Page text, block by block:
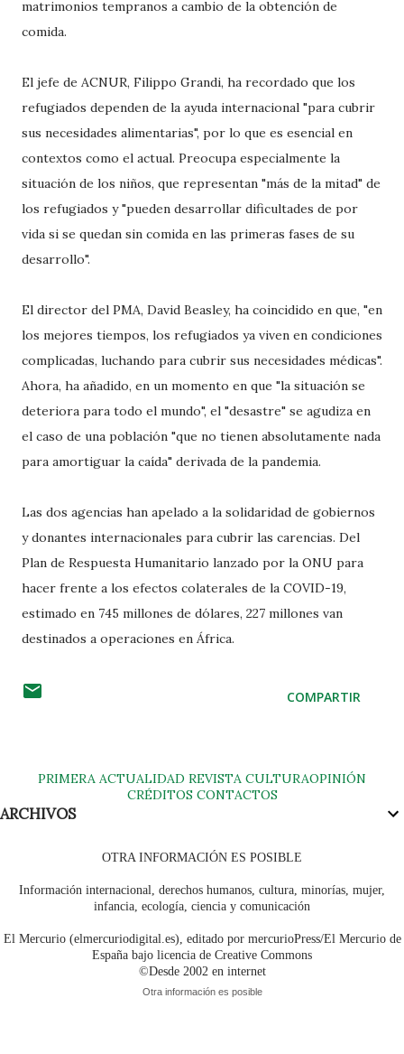
matrimonios tempranos a cambio de la obtención de
comida.
El jefe de ACNUR, Filippo Grandi, ha recordado que los
refugiados dependen de la ayuda internacional "para cubrir
sus necesidades alimentarias", por lo que es esencial en
contextos como el actual. Preocupa especialmente la
situación de los niños, que representan "más de la mitad" de
los refugiados y "pueden desarrollar dificultades de por
vida si se quedan sin comida en las primeras fases de su
desarrollo".
El director del PMA, David Beasley, ha coincidido en que, "en
los mejores tiempos, los refugiados ya viven en condiciones
complicadas, luchando para cubrir sus necesidades médicas".
Ahora, ha añadido, en un momento en que "la situación se
deteriora para todo el mundo", el "desastre" se agudiza en
el caso de una población "que no tienen absolutamente nada
para amortiguar la caída" derivada de la pandemia.
Las dos agencias han apelado a la solidaridad de gobiernos
y donantes internacionales para cubrir las carencias. Del
Plan de Respuesta Humanitario lanzado por la ONU para
hacer frente a los efectos colaterales de la COVID-19,
estimado en 745 millones de dólares, 227 millones van
destinados a operaciones en África.
COMPARTIR
PRIMERA ACTUALIDAD REVISTA CULTURAOPINIÓN
CRÉDITOSCONTACTOS
ARCHIVOS
OTRA INFORMACIÓN ES POSIBLE
Información internacional, derechos humanos, cultura, minorías, mujer,
infancia, ecología, ciencia y comunicación
El Mercurio (elmercuriodigital.es), editado por mercurioPress/El Mercurio de
España bajo licencia de Creative Commons
©Desde 2002 en internet
Otra información es posible